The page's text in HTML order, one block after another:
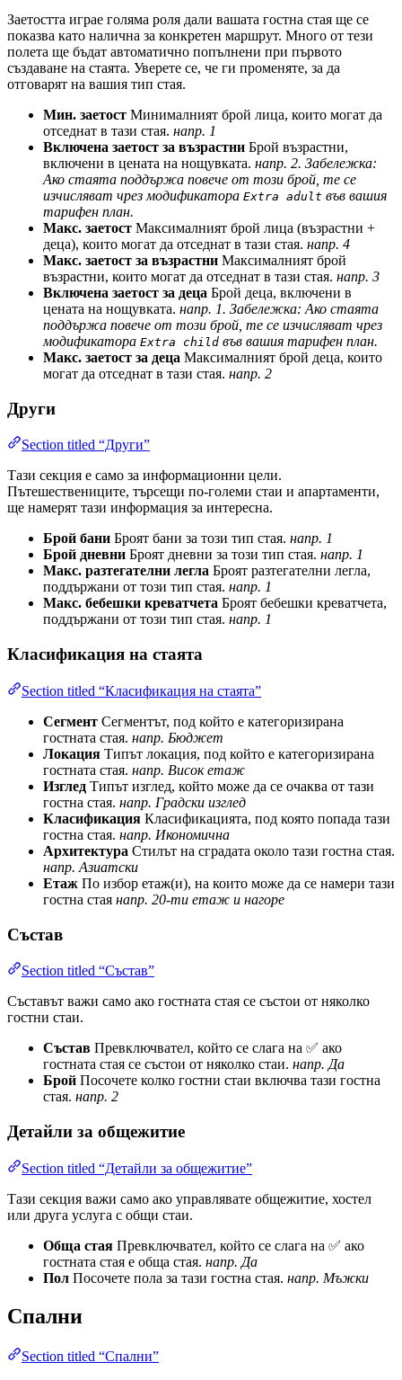
Заетостта играе голяма роля дали вашата гостна стая ще се
показва като налична за конкретен маршрут. Много от тези
полета ще бъдат автоматично попълнени при първото
създаване на стаята. Уверете се, че ги променяте, за да
отговарят на вашия тип стая.
Мин. заетост Минималният брой лица, които могат да
отседнат в тази стая. напр. 1
Включена заетост за възрастни Брой възрастни,
включени в цената на нощувката. напр. 2. Забележка:
Ако стаята поддържа повече от този брой, те се
изчисляват чрез модификатора Extra adult във вашия
тарифен план.
Макс. заетост Максималният брой лица (възрастни +
деца), които могат да отседнат в тази стая. напр. 4
Макс. заетост за възрастни Максималният брой
възрастни, които могат да отседнат в тази стая. напр. 3
Включена заетост за деца Брой деца, включени в
цената на нощувката. напр. 1. Забележка: Ако стаята
поддържа повече от този брой, те се изчисляват чрез
модификатора Extra child във вашия тарифен план.
Макс. заетост за деца Максималният брой деца, които
могат да отседнат в тази стая. напр. 2
Други
Section titled “Други”
Тази секция е само за информационни цели.
Пътешествениците, търсещи по-големи стаи и апартаменти,
ще намерят тази информация за интересна.
Брой бани Броят бани за този тип стая. напр. 1
Брой дневни Броят дневни за този тип стая. напр. 1
Макс. разтегателни легла Броят разтегателни легла,
поддържани от този тип стая. напр. 1
Макс. бебешки креватчета Броят бебешки креватчета,
поддържани от този тип стая. напр. 1
Класификация на стаята
Section titled “Класификация на стаята”
Сегмент Сегментът, под който е категоризирана
гостната стая. напр. Бюджет
Локация Типът локация, под който е категоризирана
гостната стая. напр. Висок етаж
Изглед Типът изглед, който може да се очаква от тази
гостна стая. напр. Градски изглед
Класификация Класификацията, под която попада тази
гостна стая. напр. Икономична
Архитектура Стилът на сградата около тази гостна стая.
напр. Азиатски
Етаж По избор етаж(и), на които може да се намери тази
гостна стая напр. 20-ти етаж и нагоре
Състав
Section titled “Състав”
Съставът важи само ако гостната стая се състои от няколко
гостни стаи.
Състав Превключвател, който се слага на ✅ ако
гостната стая се състои от няколко стаи. напр. Да
Брой Посочете колко гостни стаи включва тази гостна
стая. напр. 2
Детайли за общежитие
Section titled “Детайли за общежитие”
Тази секция важи само ако управлявате общежитие, хостел
или друга услуга с общи стаи.
Обща стая Превключвател, който се слага на ✅ ако
гостната стая е обща стая. напр. Да
Пол Посочете пола за тази гостна стая. напр. Мъжки
Спални
Section titled “Спални”